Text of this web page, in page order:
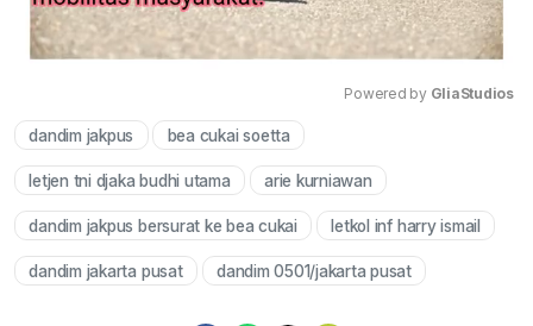
Powered by GliaStudios
dandim jakpus bea cukai soetta
letjen tni djaka budhi utama arie kurniawan
dandim jakpus bersurat ke bea cukai letkol inf harry ismail
dandim jakarta pusat dandim 0501/jakarta pusat